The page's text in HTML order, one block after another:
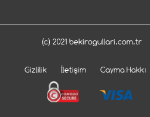
(c) 2021 bekirogullari.com.tr
Gizlilik İletişim Cayma Hakkı